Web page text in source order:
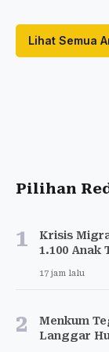
Lihat Semua
Pilihan
1
Krisis
1.100 Anak
17 jam lalu
2
Menkum
Langgar